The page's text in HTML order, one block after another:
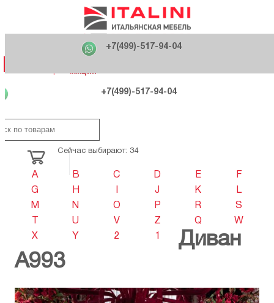
+7(499)-517-94-04
Фабрики
Распродажа
Как купить
О компании
Акция
+7(499)-517-94-04
121170 , г. Москва,
ул. Кутузовский проспект, д. 36 стр.3
+7(499)-517-94-04
Сейчас выбирают: 34
A B C D E
F
G
H J K
L
M
N O P R
S
U V Z Q
W
X
Y 2 1
Диван
A993